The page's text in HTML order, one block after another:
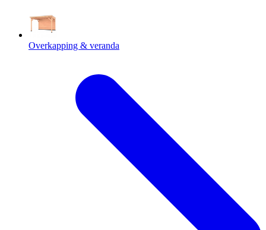
Overkapping & veranda